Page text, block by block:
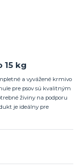
15 kg
a vyvážené krmivo
pre psov sú kvalitným
živiny na podporu
je ideálny pre